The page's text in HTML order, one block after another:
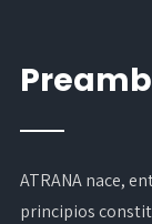
ATRANA nace,
principios